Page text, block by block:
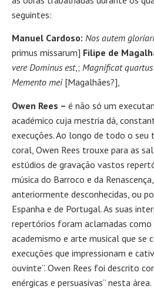
seguintes:
Manuel Cardoso: Nos autem
primus missarum] Filipe de
vere Dominus est,; Magnificat quartus
Memento mei [Magalhães?],
Owen Rees – é não só um
académico cuja mestria dá,
execuções. Ao longo de todo o
coral, Owen Rees trouxe para as
estúdios de gravação vastos
música do Barroco e da
anteriormente desconhecidas, ou
Espanha e de Portugal. As suas
repertórios foram aclamadas como
academismo e arte musical que se
execuções que impressionam e
ouvinte”. Owen Rees foi descrito
enérgicas e persuasivas” nesta